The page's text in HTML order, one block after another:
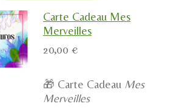
Carte Cadeau Mes
Merveilles
20,00 €
🎁 Carte Cadeau Mes
Merveilles